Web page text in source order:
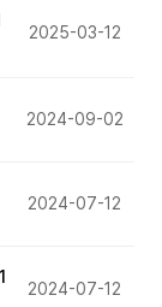
2025-03-12
2024-09-02
2024-07-12
2024-07-12